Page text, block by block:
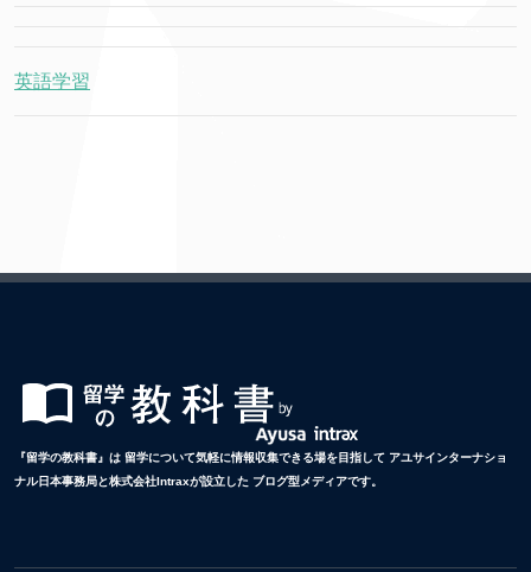
英語学習
『留学の教科書』は 留学について気軽に情報収集できる場を目指して アユサインターナショ
ナル日本事務局と株式会社Intraxが設立した ブログ型メディアです。